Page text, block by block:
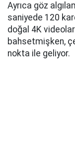
Ayrıca göz
saniyede 120
doğal 4K
bahsetmişken,
nokta ile geliyor.